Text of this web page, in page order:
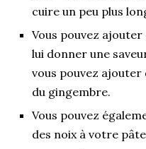
cuire un peu plus
Vous pouvez
lui donner une
vous pouvez ajouter
du gingembre.
Vous pouvez
des noix à votre